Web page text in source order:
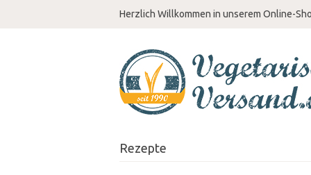
Herzlich Willkommen in unserem Online-
Rezepte